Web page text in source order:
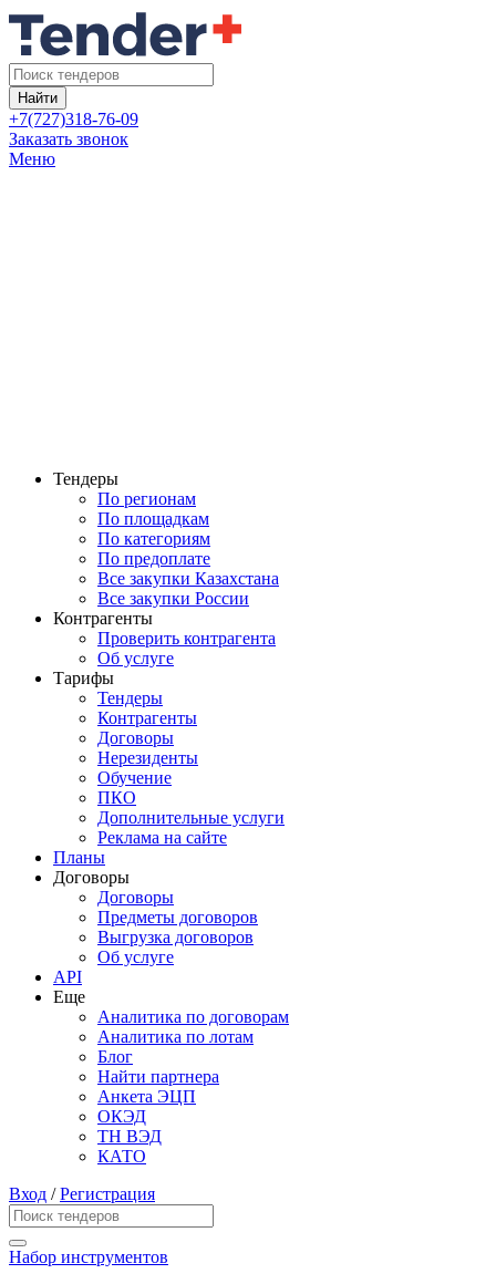
Найти
+7(727)318-76-09
Заказать звонок
Меню
Тендеры
По регионам
По площадкам
По категориям
По предоплате
Все закупки Казахстана
Все закупки России
Контрагенты
Проверить контрагента
Об услуге
Тарифы
Тендеры
Контрагенты
Договоры
Нерезиденты
Обучение
ПКО
Дополнительные услуги
Реклама на сайте
Планы
Договоры
Договоры
Предметы договоров
Выгрузка договоров
Об услуге
API
Еще
Аналитика по договорам
Аналитика по лотам
Блог
Найти партнера
Анкета ЭЦП
ОКЭД
ТН ВЭД
КАТО
Вход /Регистрация
Набор инструментов